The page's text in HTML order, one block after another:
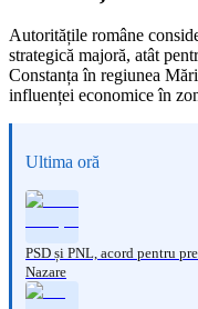
Autoritățile române
strategică majoră, atât
Constanța în regiunea
influenței economice în
Ultima oră
PSD și PNL, acord pentru
Nazare